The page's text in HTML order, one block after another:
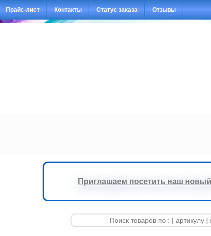
Прайс-лист Контакты Статус заказа Отзывы
Приглашаем посетить наш